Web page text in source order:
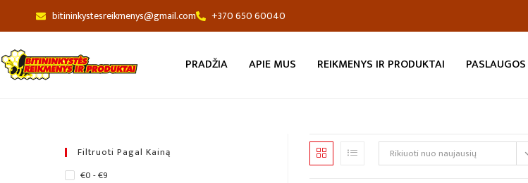
bitininkystesreikmenys@gmail.com +370 650 60040
PRADŽIA APIE MUS REIKMENYS IR PRODUKTAI PASLAUGOS
Rikiuoti nuo naujausių
Filtruoti Pagal Kainą
€0 - €9